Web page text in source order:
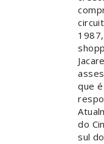
que
do
sul